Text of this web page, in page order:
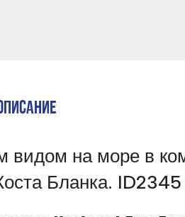
видом на море в
Бланка. ID2345